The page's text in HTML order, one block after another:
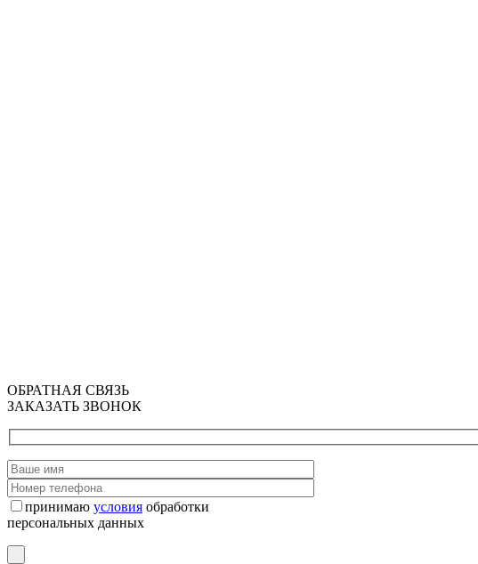
ОБРАТНАЯ СВЯЗЬ
ЗАКАЗАТЬ ЗВОНОК
принимаю условия обработки
персональных данных